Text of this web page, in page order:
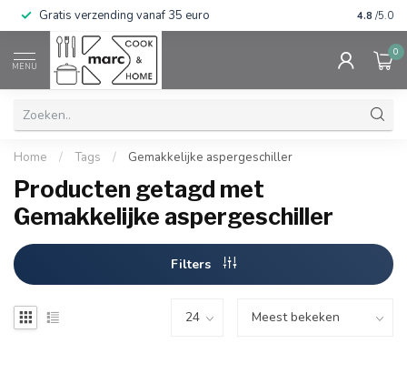
Gratis verzending vanaf 35 euro 4.8 /5.0
MENU
0
Home / Tags / Gemakkelijke aspergeschiller
Producten getagd met
Gemakkelijke aspergeschiller
Filters